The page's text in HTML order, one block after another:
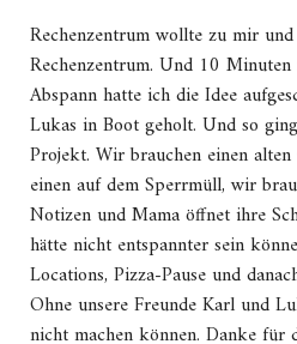
Rechenzentrum wollte zu mir
Rechenzentrum. Und 10 Minuten
Abspann hatte ich die Idee
Lukas in Boot geholt. Und so
Projekt. Wir brauchen einen
einen auf dem Sperrmüll, wir
Notizen und Mama öffnet ihre
hätte nicht entspannter sein
Locations, Pizza-Pause und
Ohne unsere Freunde Karl und
nicht machen können. Danke für